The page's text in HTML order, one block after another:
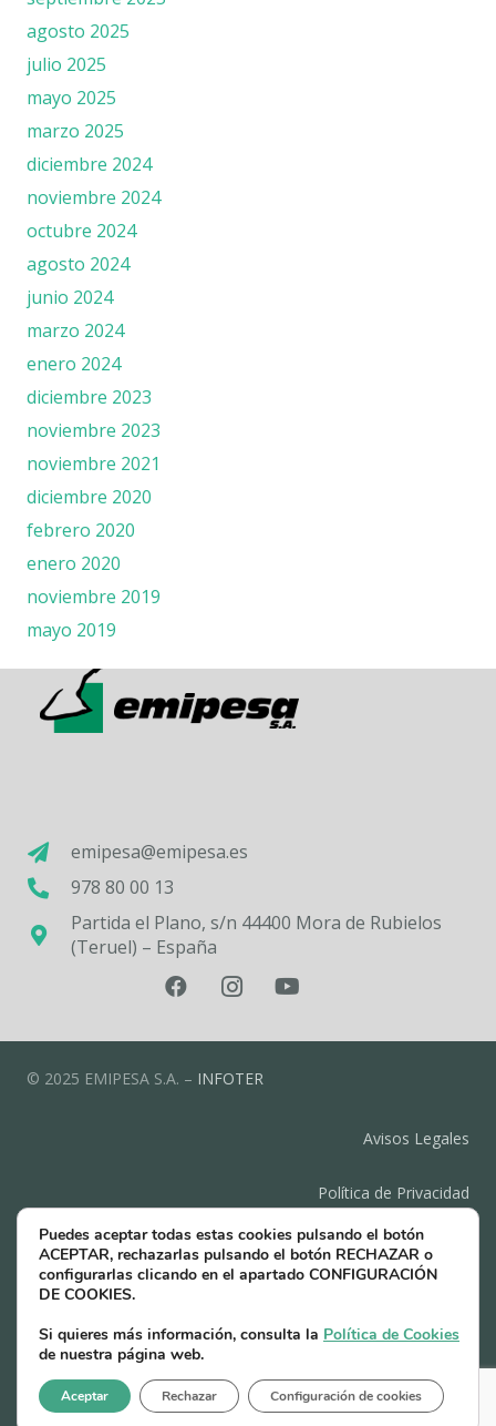
agosto 2025
julio 2025
mayo 2025
marzo 2025
diciembre 2024
noviembre 2024
octubre 2024
agosto 2024
junio 2024
marzo 2024
enero 2024
diciembre 2023
noviembre 2023
noviembre 2021
diciembre 2020
febrero 2020
enero 2020
noviembre 2019
mayo 2019
emipesa@emipesa.es
978 80 00 13
Partida el Plano, s/n 44400 Mora de Rubielos
(Teruel) – España
© 2025 EMIPESA S.A. – INFOTER
Avisos Legales
Política de Privacidad
Política de Cookies
Canal ético
Puedes aceptar todas estas cookies pulsando el botón
ACEPTAR, rechazarlas pulsando el botón RECHAZAR o
configurarlas clicando en el apartado CONFIGURACIÓN
DE COOKIES.
Si quieres más información, consulta la Política de Cookies
de nuestra página web.
Aceptar Rechazar Configuración de cookies